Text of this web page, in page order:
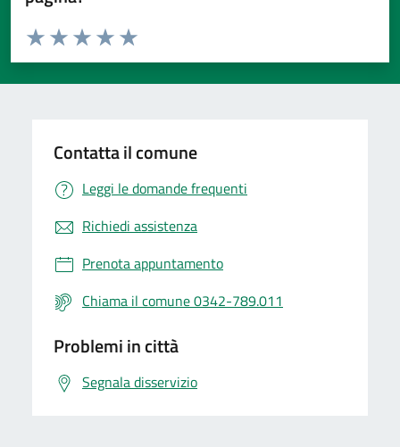
Valuta da 1 a 5 stelle la pagina
Valuta 5 stelle su 5
Valuta 4 stelle su 5
Valuta 3 stelle su 5
Valuta 2 stelle su 5
Valuta 1 stelle su 5
Contatta il comune
Leggi le domande frequenti
Richiedi assistenza
Prenota appuntamento
Chiama il comune 0342-789.011
Problemi in città
Segnala disservizio